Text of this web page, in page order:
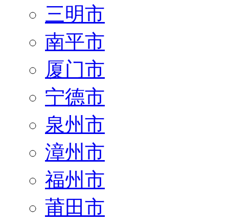
三明市
南平市
厦门市
宁德市
泉州市
漳州市
福州市
莆田市